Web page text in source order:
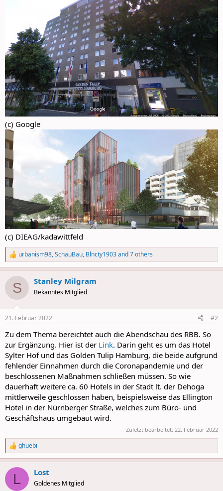
(c) Google
(c) DIEAG/kadawittfeld
R
e
a
c
i
s
urbanism98,SchauBau, Blncty1903and 7 others
S Stanley Milgram
Bekanntes Mitglied
21. Februar 2022 #2
Zu dem Thema bereichtet auch die Abendschau des RBB. So
zur Ergänzung. Hier ist der Link. Darin geht es um das Hotel
Sylter Hof und das Golden Tulip Hamburg, die beide aufgrund
fehlender Einnahmen durch die Coronapandemie und der
beschlossenen Maßnahmen schließen müssen. So wie
dauerhaft weitere ca. 60 Hotels in der Stadt lt. der Dehoga
mittlerweile geschlossen haben, beispielsweise das Ellington
Hotel in der Nürnberger Straße, welches zum Büro- und
Geschäftshaus umgebaut wird.
Zuletzt bearbeitet: 22. Februar 2022
R
e
a
c
i
ghuebi
L Lost
Goldenes Mitglied